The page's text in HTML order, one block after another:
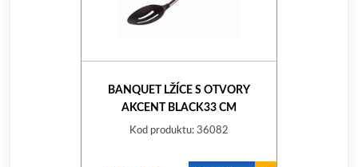
BANQUET LŽÍCE S OTVORY
AKCENT BLACK33 CM
Kod produktu: 36082